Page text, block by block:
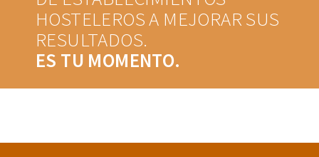
HOSTELEROS A MEJORAR SUS
RESULTADOS.
ES TU MOMENTO.